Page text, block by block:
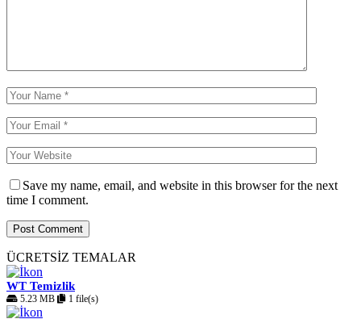
Save my name, email, and website in this browser for the next
time I comment.
ÜCRETSİZ TEMALAR
WT Temizlik
5.23 MB 1 file(s)